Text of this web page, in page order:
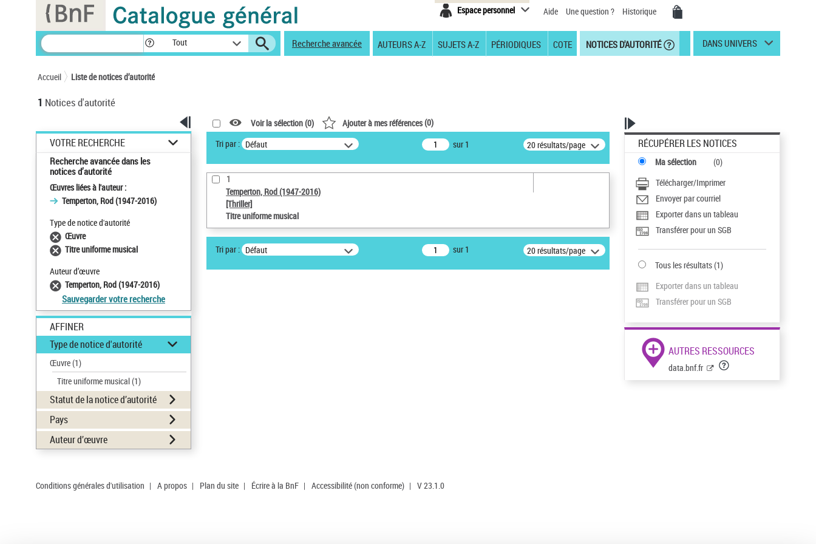
Espace personnel Aide Une question ? Historique
Tout Recherche avancée AUTEURS A-Z SUJETS A-Z PÉRIODIQUES COTE NOTICES D'AUTORITÉ DANS UNIVERS
Accueil Liste de notices d’autorité
1 Notices d'autorité
VOTRE RECHERCHE
Recherche avancée dans les
notices d’autorité
Œuvres liées à l'auteur :
Temperton, Rod (1947-2016)
Type de notice d'autorité
Œuvre
Titre uniforme musical
Auteur d’œuvre
Temperton, Rod (1947-2016)
Sauvegarder votre recherche
AFFINER
Type de notice d'autorité
Œuvre(1)
Titre uniforme musical(1)
Statut de la notice d’autorité
Pays
Auteur d’œuvre
Voir la sélection (0) Ajouter à mes références(0)
Tri par : Défaut sur 1 20 résultats/page
1
Temperton, Rod (1947-2016)
[Thriller]
Titre uniforme musical
Tri par : Défaut sur 1 20 résultats/page
RÉCUPÉRER LES NOTICES
Ma sélection (0)
Télécharger/Imprimer
Envoyer par courriel
Exporter dans un tableau
Transférer pour un SGB
Tous les résultats(1)
Exporter dans un tableau
Transférer pour un SGB
AUTRES RESSOURCES
data.bnf.fr
Conditions générales d'utilisation | A propos | Plan du site | Écrire à la BnF | Accessibilité (non conforme) | V 23.1.0
Panneau de gestion des cookies